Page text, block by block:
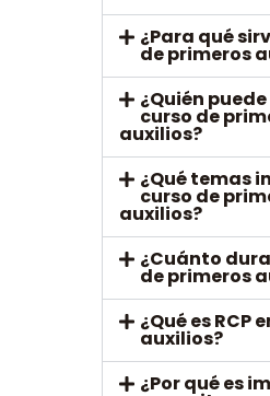
¿Para qué
de primeros
¿Quién
curso de
auxilios?
¿Qué temas
curso de
auxilios?
¿Cuánto
de primeros
¿Qué es RCP
auxilios?
¿Por qué es